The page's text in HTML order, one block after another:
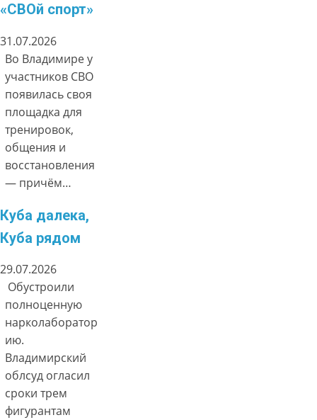
«СВОй спорт»
31.07.2026
Во Владимире у
участников СВО
появилась своя
площадка для
тренировок,
общения и
восстановления
— причём…
Куба далека,
Куба рядом
29.07.2026
Обустроили
полноценную
нарколаборатор
ию.
Владимирский
облсуд огласил
сроки трем
фигурантам